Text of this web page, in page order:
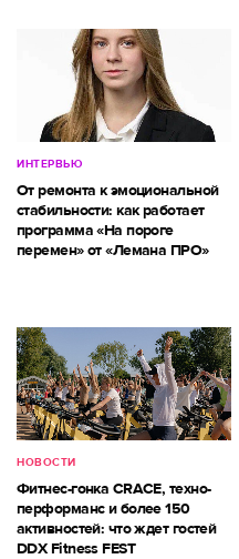
ИНТЕРВЬЮ
От ремонта к эмоциональной
стабильности: как работает
программа «На пороге
перемен» от «Лемана ПРО»
НОВОСТИ
Фитнес-гонка CRACE, техно-
перформанс и более 150
активностей: что ждет гостей
DDX Fitness FEST